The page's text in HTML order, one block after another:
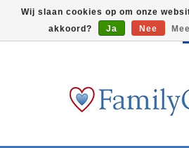
Wij slaan cookies op om onze
akkoord?
Ja Nee